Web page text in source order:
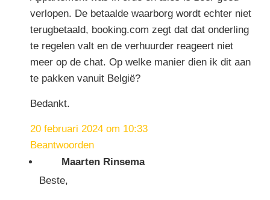
verlopen. De betaalde waarborg wordt echter niet
terugbetaald, booking.com zegt dat dat onderling
te regelen valt en de verhuurder reageert niet
meer op de chat. Op welke manier dien ik dit aan
te pakken vanuit België?
Bedankt.
20 februari 2024 om 10:33
Beantwoorden
Maarten Rinsema
Beste,